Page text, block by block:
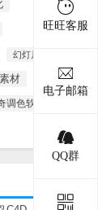
幻灯片模板
材
调色软件
旺旺客服
电子邮箱
QQ群